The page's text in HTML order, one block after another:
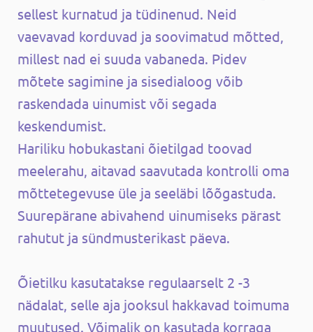
sellest kurnatud ja tüdinenud. Neid
vaevavad korduvad ja soovimatud mõtted,
millest nad ei suuda vabaneda. Pidev
mõtete sagimine ja sisedialoog võib
raskendada uinumist või segada
keskendumist.
Hariliku hobukastani õietilgad toovad
meelerahu, aitavad saavutada kontrolli oma
mõttetegevuse üle ja seeläbi lõõgastuda.
Suurepärane abivahend uinumiseks pärast
rahutut ja sündmusterikast päeva.
Õietilku kasutatakse regulaarselt 2 -3
nädalat, selle aja jooksul hakkavad toimuma
muutused. Võimalik on kasutada korraga